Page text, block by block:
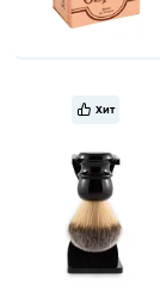
Хит